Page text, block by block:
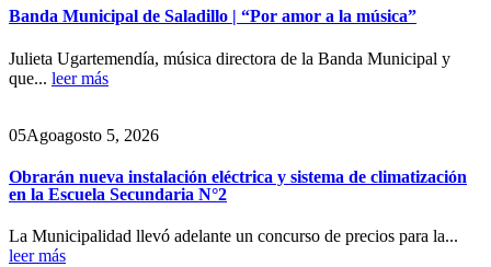
Banda Municipal de Saladillo | “Por amor a la música”
Julieta Ugartemendía, música directora de la Banda Municipal y
que... leer más
05Agoagosto 5, 2026
Obrarán nueva instalación eléctrica y sistema de climatización
en la Escuela Secundaria N°2
La Municipalidad llevó adelante un concurso de precios para la...
leer más